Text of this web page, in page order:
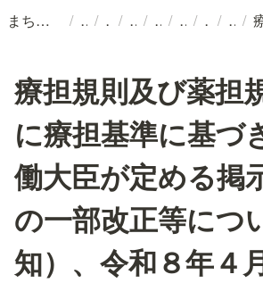
まちのくすりばこ / / / / / / / /
療担規則及び薬担
に療担基準に基づ
働大臣が定める掲
の一部改正等につ
知）、令和８年４